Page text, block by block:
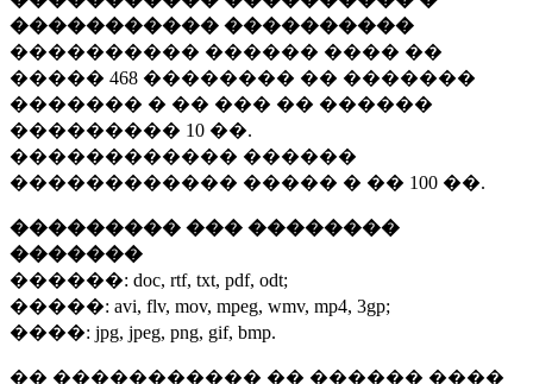
����������� ����������
���������� ������ ���� ��
����� 468 �������� �� �������
������� � �� ��� �� ������
��������� 10 ��.
������������ ������
������������ ����� � �� 100 ��.
��������� ��� ��������
�������
������: doc, rtf, txt, pdf, odt;
�����: avi, flv, mov, mpeg, wmv, mp4, 3gp;
����: jpg, jpeg, png, gif, bmp.
�� ����������� �� ������ ����